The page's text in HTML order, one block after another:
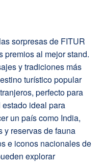
sorpresas de FITUR
premios al mejor stand.
y tradiciones más
turístico popular
perfecto para
ideal para
un país como India,
y reservas de fauna
e iconos nacionales de
explorar